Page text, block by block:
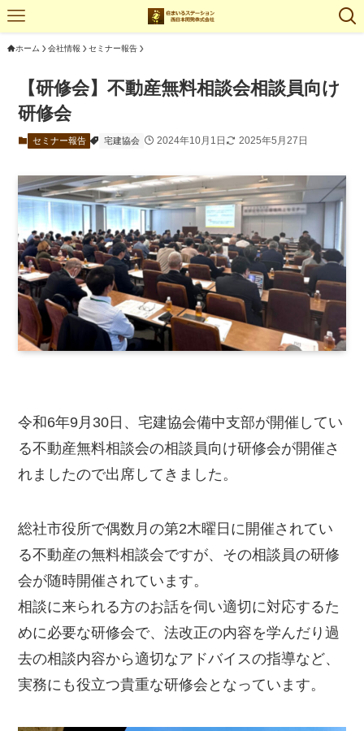
ホーム 会社情報 セミナー報告
【研修会】不動産無料相談会相談員向け
研修会
セミナー報告 宅建協会 2024年10月1日 2025年5月27日
令和6年9月30日、宅建協会備中支部が開催してい
る不動産無料相談会の相談員向け研修会が開催さ
れましたので出席してきました。
総社市役所で偶数月の第2木曜日に開催されてい
る不動産の無料相談会ですが、その相談員の研修
会が随時開催されています。
相談に来られる方のお話を伺い適切に対応するた
めに必要な研修会で、法改正の内容を学んだり過
去の相談内容から適切なアドバイスの指導など、
実務にも役立つ貴重な研修会となっています。